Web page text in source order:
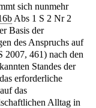
sich nunmehr
Abs 1 S 2 Nr 2
Basis der
des Anspruchs auf
461) nach den
Standes der
erforderliche
das
Alltag in